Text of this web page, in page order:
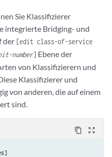
Sie Klassifizierer
integrierte Bridging- und
der [edit class-of-service
number] Ebene der
von Klassifizierern und
Klassifizierer und
von anderen, die auf einem
sind.
content_copy zoom_out_map